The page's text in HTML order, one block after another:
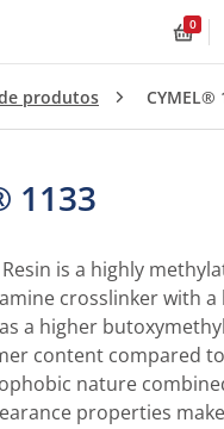
0
produtos CYMEL®
1133
Resin is a highly
crosslinker with a
a higher
content compared to
nature
properties